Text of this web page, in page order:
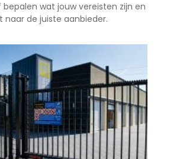
wat jouw vereisten zijn en
naar de juiste aanbieder.